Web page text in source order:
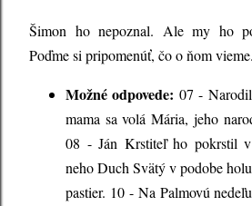
Šimon ho nepoznal. Ale my ho
Poďme si pripomenúť, čo o ňom
Možné odpovede: 07 -
mama sa volá Mária, jeho
08 - Ján Krstiteľ ho pokrstil v
neho Duch Svätý v podobe
pastier. 10 - Na Palmovú